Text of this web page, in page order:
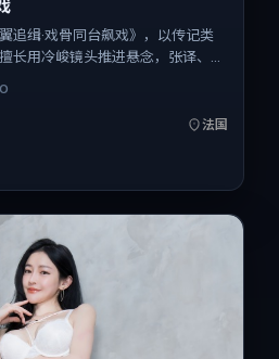
追缉·戏骨同台飙戏》，以传记类
长用冷峻镜头推进悬念，张译、赵
关注现实质感与类型片结构的观
法国